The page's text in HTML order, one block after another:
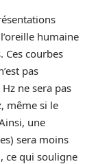
humaine
Ces courbes
pas
ne sera pas
même si le
une
sera moins
ce qui souligne